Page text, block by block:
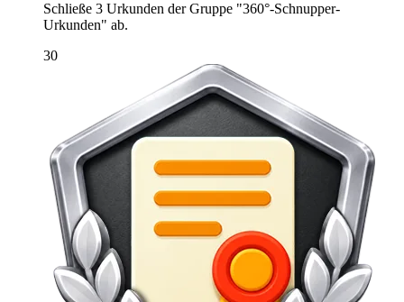
Schließe 3 Urkunden der Gruppe "360°-Schnupper-
Urkunden" ab.
30